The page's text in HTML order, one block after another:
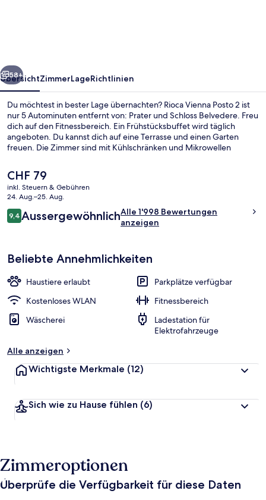
Weiter
58+
ÜbersichtZimmerLageRichtlinien
Du möchtest in bester Lage übernachten? Rioca Vienna Posto 2 ist
nur 5 Autominuten entfernt von: Prater und Schloss Belvedere. Freu
dich auf den Fitnessbereich. Ein Frühstücksbuffet wird täglich
angeboten. Du kannst dich auf eine Terrasse und einen Garten
freuen. Die Zimmer sind mit Kühlschränken und Mikrowellen
den öffentlichen Verkehrsmitteln: Zur Straßenbahnhaltestelle
Viehmarktgasse sind es 3 und zur Straßenbahnhaltestelle St. Marx
sind es 5 Gehminuten.
Der
aktuelle
Preis
CHF 79.
CHF 79
inkl. Steuern & Gebühren
24. Aug.–25. Aug.
Bewertungen
9,49,4 von 10.
AussergewöhnlichAlle 1'998 Bewertungen
anzeigen
Beliebte Annehmlichkeiten
Haustiere erlaubt
Parkplätze verfügbar
Kostenloses WLAN
Fitnessbereich
Wäscherei
Ladestation für
Elektrofahrzeuge
Alle anzeigen
Wichtigste Merkmale (12)
Sich wie zu Hause fühlen (6)
Zimmeroptionen
Überprüfe die Verfügbarkeit für diese Daten